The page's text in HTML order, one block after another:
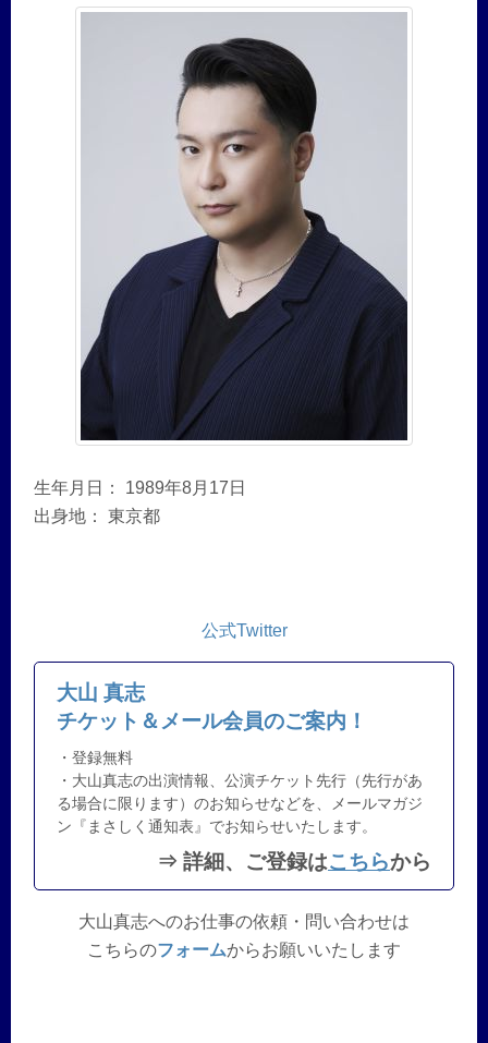
生年月日： 1989年8月17日
出身地： 東京都
公式Twitter
大山 真志
チケット＆メール会員のご案内！
・登録無料
・大山真志の出演情報、公演チケット先行（先行があ
る場合に限ります）のお知らせなどを、メールマガジ
ン『まさしく通知表』でお知らせいたします。
⇒ 詳細、ご登録はこちらから
大山真志へのお仕事の依頼・問い合わせは
こちらのフォームからお願いいたします